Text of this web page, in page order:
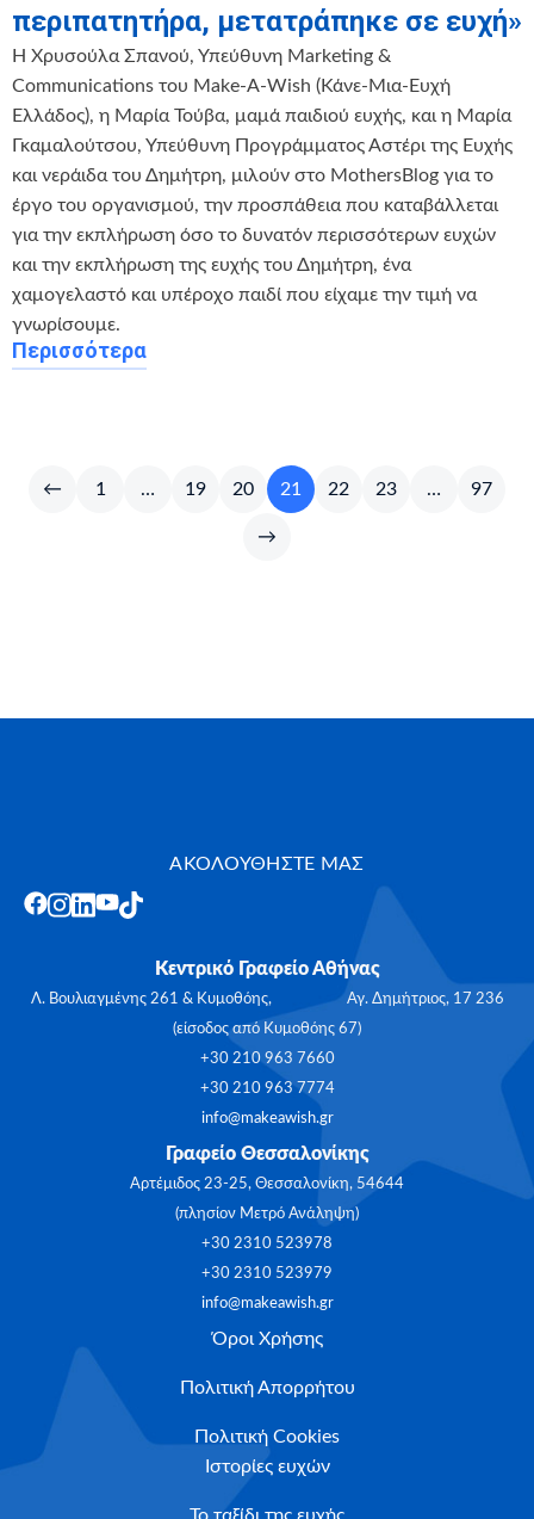
περιπατητήρα, μετατράπηκε σε ευχή»
Η Χρυσούλα Σπανού, Υπεύθυνη Marketing &
Communications του Make-A-Wish (Κάνε-Μια-Ευχή
Ελλάδος), η Μαρία Τούβα, μαμά παιδιού ευχής, και η Μαρία
Γκαμαλούτσου, Υπεύθυνη Προγράμματος Αστέρι της Ευχής
και νεράιδα του Δημήτρη, μιλούν στο MothersBlog για το
έργο του οργανισμού, την προσπάθεια που καταβάλλεται
για την εκπλήρωση όσο το δυνατόν περισσότερων ευχών
και την εκπλήρωση της ευχής του Δημήτρη, ένα
χαμογελαστό και υπέροχο παιδί που είχαμε την τιμή να
γνωρίσουμε.
Περισσότερα
← 1 … 19 20 21 22 23 … 97
→
ΑΚΟΛΟΥΘΗΣΤΕ ΜΑΣ
Κεντρικό Γραφείο Αθήνας
Λ. Βουλιαγμένης 261 & Κυμοθόης, Αγ. Δημήτριος, 17 236
(είσοδος από Κυμοθόης 67)
+30 210 963 7660
+30 210 963 7774
info@makeawish.gr
Γραφείο Θεσσαλονίκης
Αρτέμιδος 23-25, Θεσσαλονίκη, 54644
(πλησίον Μετρό Ανάληψη)
+30 2310 523978
+30 2310 523979
info@makeawish.gr
Όροι Χρήσης
Πολιτική Απορρήτου
Πολιτική Cookies
Ιστορίες ευχών